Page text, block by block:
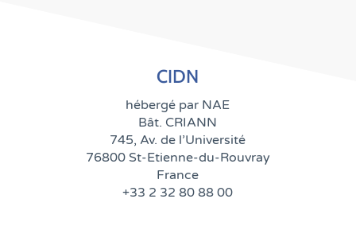
CIDN
hébergé par NAE
Bât. CRIANN
745, Av. de l’Université
76800 St-Etienne-du-Rouvray
France
+33 2 32 80 88 00